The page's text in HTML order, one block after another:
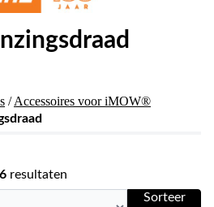
/Accessoires voor iMOW®
6 resultaten
Sorteer